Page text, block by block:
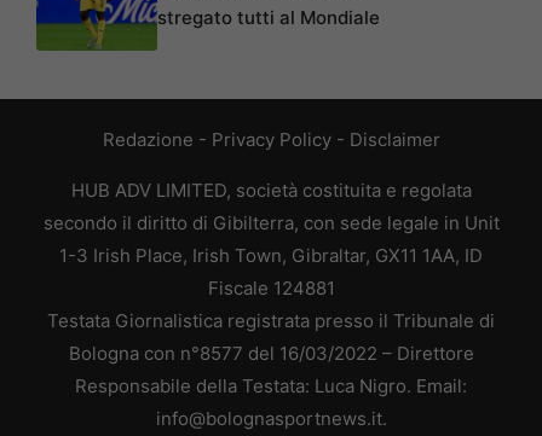
stregato tutti al Mondiale
Redazione - Privacy Policy- Disclaimer
HUB ADV LIMITED, società costituita e regolata
secondo il diritto di Gibilterra, con sede legale in Unit
1-3 Irish Place, Irish Town, Gibraltar, GX11 1AA, ID
Fiscale 124881
Testata Giornalistica registrata presso il Tribunale di
Bologna con n°8577 del 16/03/2022 – Direttore
Responsabile della Testata: Luca Nigro. Email:
info@bolognasportnews.it.